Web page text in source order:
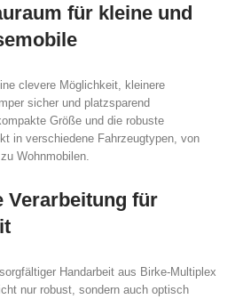
für kleine und
clevere Möglichkeit, kleinere
sicher und platzsparend
Größe und die robuste
in verschiedene Fahrzeugtypen, von
Wohnmobilen.
Verarbeitung für
Handarbeit aus Birke-Multiplex
nur robust, sondern auch optisch